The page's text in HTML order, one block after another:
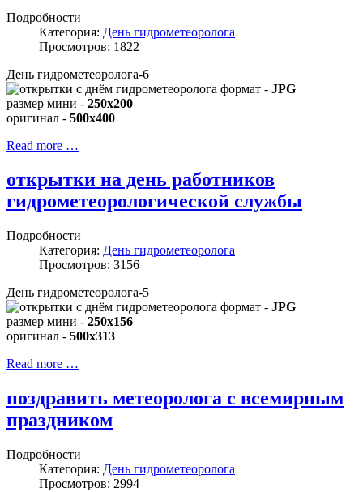
Подробности
Категория: День гидрометеоролога
Просмотров: 1822
День гидрометеоролога-6
формат - JPG
размер мини - 250x200
оригинал - 500x400
Read more …
открытки на день работников
гидрометеорологической службы
Подробности
Категория: День гидрометеоролога
Просмотров: 3156
День гидрометеоролога-5
формат - JPG
размер мини - 250x156
оригинал - 500x313
Read more …
поздравить метеоролога с всемирным
праздником
Подробности
Категория: День гидрометеоролога
Просмотров: 2994